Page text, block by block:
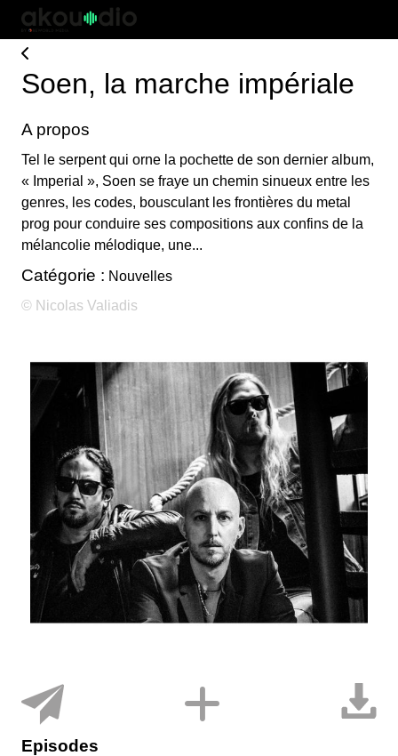
Soen, la marche impériale
A propos
Tel le serpent qui orne la pochette de son dernier album,
« Imperial », Soen se fraye un chemin sinueux entre les
genres, les codes, bousculant les frontières du metal
prog pour conduire ses compositions aux confins de la
mélancolie mélodique, une...
Catégorie : Nouvelles
© Nicolas Valiadis
Episodes